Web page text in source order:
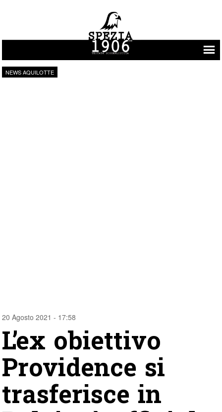
Vai al contenuto
NEWS AQUILOTTE
20 Agosto 2021 - 17:58
L’ex obiettivo
Providence si
trasferisce in